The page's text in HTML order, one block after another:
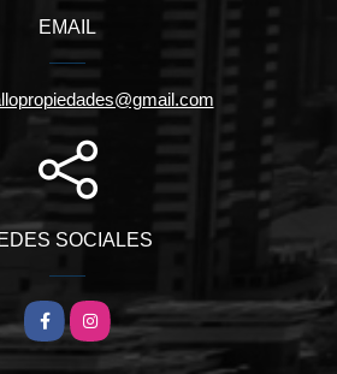
EMAIL
SOCIALES
FacebookInstagram